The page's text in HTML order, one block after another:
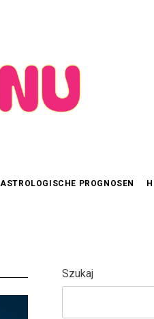
ASTROLOGISCHE PROGNOSEN
Szukaj